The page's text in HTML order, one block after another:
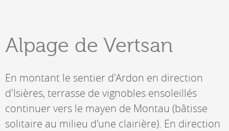
Alpage de Vertsan
En montant le sentier d'Ardon en direction
d'Isières, terrasse de vignobles ensoleillés
continuer vers le mayen de Montau (bâtisse
solitaire au milieu d'une clairière). En direction